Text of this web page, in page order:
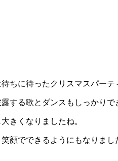
ちに待ったクリスマスパーテ
する歌とダンスもしっかりで
きくなりましたね。
顔でできるようにもなりまし